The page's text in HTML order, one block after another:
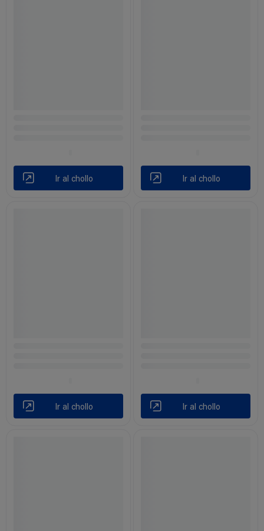
Ir al chollo Ir al chollo
Ir al chollo Ir al chollo